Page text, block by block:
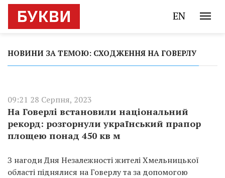
EN
НОВИНИ ЗА ТЕМОЮ: СХОДЖЕННЯ НА ГОВЕРЛУ
09:21 28 Серпня, 2023
На Говерлі встановили національний
рекорд: розгорнули український прапор
площею понад 450 кв м
З нагоди Дня Незалежності жителі Хмельницької
області піднялися на Говерлу та за допомогою